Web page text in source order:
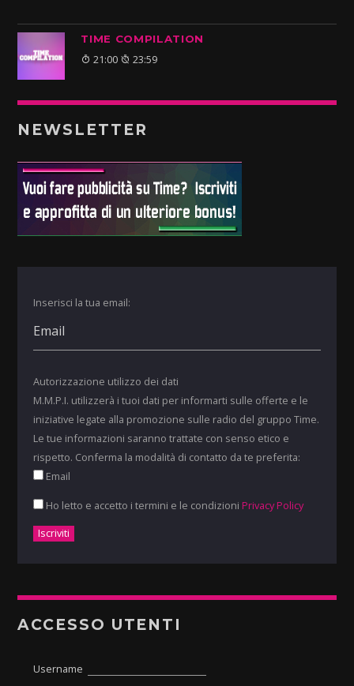
TIME COMPILATION
21:00 23:59
NEWSLETTER
Inserisci la tua email:
Autorizzazione utilizzo dei dati
M.M.P.I. utilizzerà i tuoi dati per informarti sulle offerte e le
iniziative legate alla promozione sulle radio del gruppo Time.
Le tue informazioni saranno trattate con senso etico e
rispetto. Conferma la modalità di contatto da te preferita:
Email
Ho letto e accetto i termini e le condizioni Privacy Policy
ACCESSO UTENTI
Username